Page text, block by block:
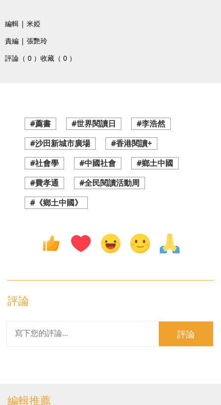
編輯 | 米婭
責編 | 張艷玲
評論（ 0 ） 收藏（ 0 ）
#薦書 #世界閱讀日
#李浩然
#沙田新城市廣場
#香港閱讀+
#社會學
#中國社會
#鄉土中國
#費孝通
#全民閱讀活動周
#《鄉土中國》
評論
評論
編輯推薦